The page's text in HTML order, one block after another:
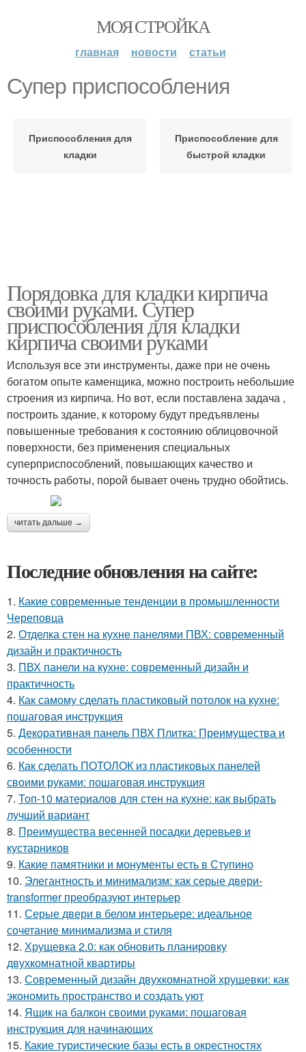
МОЯ СТРОЙКА
главная новости статьи
Супер приспособления
Приспособления для
кладки
Приспособление для
быстрой кладки
Порядовка для кладки кирпича
своими руками. Супер
приспособления для кладки
кирпича своими руками
Используя все эти инструменты, даже при не очень
богатом опыте каменщика, можно построить небольшие
строения из кирпича. Но вот, если поставлена задача ,
построить здание, к которому будут предъявлены
повышенные требования к состоянию облицовочной
поверхности, без применения специальных
суперприспособлений, повышающих качество и
точность работы, порой бывает очень трудно обойтись.
читать дальше →
Последние обновления на сайте:
1. Какие современные тенденции в промышленности
Череповца
2. Отделка стен на кухне панелями ПВХ: современный
дизайн и практичность
3. ПВХ панели на кухне: современный дизайн и
практичность
4. Как самому сделать пластиковый потолок на кухне:
пошаговая инструкция
5. Декоративная панель ПВХ Плитка: Преимущества и
особенности
6. Как сделать ПОТОЛОК из пластиковых панелей
своими руками: пошаговая инструкция
7. Топ-10 материалов для стен на кухне: как выбрать
лучший вариант
8. Преимущества весенней посадки деревьев и
кустарников
9. Какие памятники и монументы есть в Ступино
10. Элегантность и минимализм: как серые двери-
transformer преобразуют интерьер
11. Серые двери в белом интерьере: идеальное
сочетание минимализма и стиля
12. Хрущевка 2.0: как обновить планировку
двухкомнатной квартиры
13. Современный дизайн двухкомнатной хрущевки: как
экономить пространство и создать уют
14. Ящик на балкон своими руками: пошаговая
инструкция для начинающих
15. Какие туристические базы есть в окрестностях